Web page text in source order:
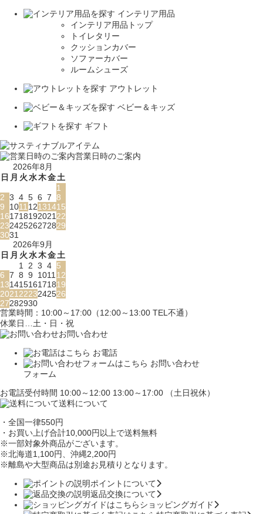
インテリア用品
インテリア用品トップ
トイレタリー
クッションカバー
ソファーカバー
ルームシューズ
アウトレット
ベビー＆キッズ
ギフト
営業日時のご案内
2026年8月
日 月 火水木金土
1
2 3 4 5 6 7 8
9
1011 12131415
161718192021 22
23242526272829
3031
2026年9月
日 月 火水木金土
1
2 3 4 5
6 7 8 9 1011 12
13141516171819
2021 2223242526
27282930
営業時間：10:00～17:00（12:00～13:00 TEL不通）
休業日…土・日・祝
お問い合わせ
お電話
お問い合わせ
フォーム
お電話受付時間 10:00～12:00 13:00～17:00 （土日祝休）
送料について
・全国一律550円
・お買い上げ合計10,000円以上で送料無料
※一部対象外商品がございます。
※北海道1,100円 、沖縄2,200円
※離島や大型商品は別途お見積りとなります。
ポイントについて
返品交換について
ショッピングガイド